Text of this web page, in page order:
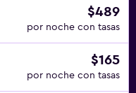
$489
por noche con tasas
$165
por noche con tasas